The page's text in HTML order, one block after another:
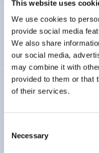
This website uses
We use cookies to
provide social media
We also share
our social media,
may combine it with
provided to them or that
of their services.
Selection
Necessary
SI plus –
AUFKOMMENDE THEMEN
LUKE